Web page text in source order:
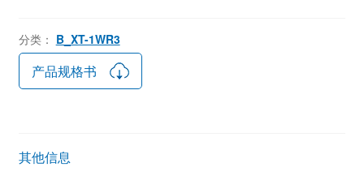
分类： B_XT-1WR3
产品规格书
其他信息